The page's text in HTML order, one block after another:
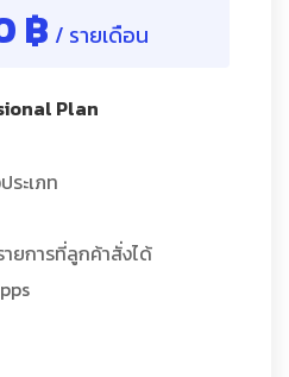
฿ / รายเดือน
Plan
ระเภท
ยการที่ลูกค้าสั่งได้